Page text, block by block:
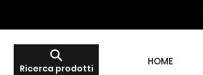
HOME
Ricerca prodotti